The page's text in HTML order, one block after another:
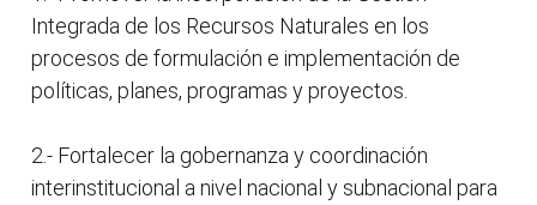
Integrada de los Recursos Naturales en los
procesos de formulación e implementación de
políticas, planes, programas y proyectos.
2.- Fortalecer la gobernanza y coordinación
interinstitucional a nivel nacional y subnacional para